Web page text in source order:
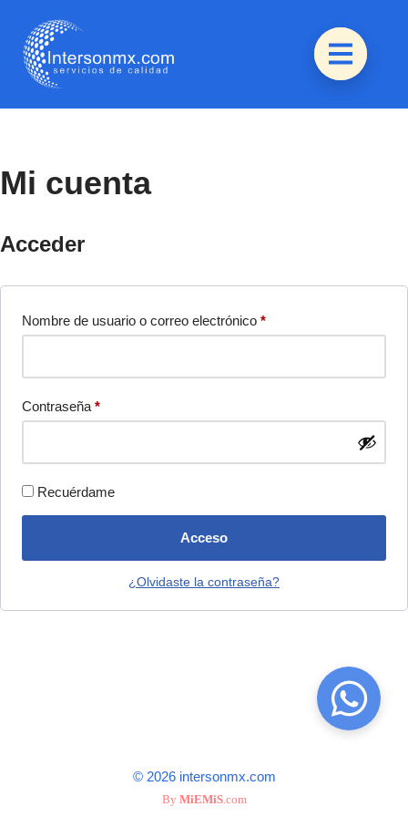
Saltar
contenido
Mi cuenta
Acceder
Nombre de usuario o correo electrónico *
Contraseña *
Recuérdame
Acceso
¿Olvidaste la contraseña?
© 2026 intersonmx.com
By MiEMiS.com